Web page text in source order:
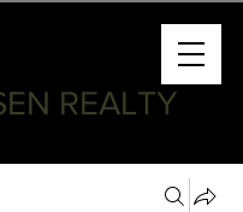
REALTY